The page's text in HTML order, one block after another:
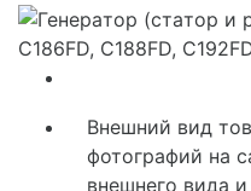
Внешний вид
фотографий на
внешнего вида